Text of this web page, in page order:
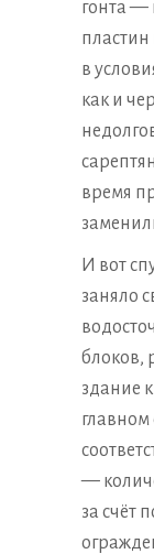
гонта —
в
как и
время
И вот
заняло
блоков,
здание
главном
—
за счёт